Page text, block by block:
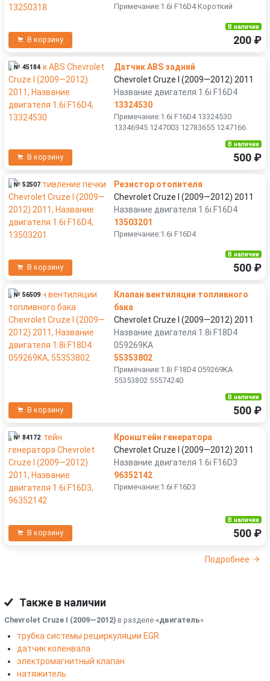
Примечание:1.6i F16D4 Короткий
В корзину
В наличии
200 ₽
№ 45184
Датчик ABS задний
Chevrolet Cruze I (2009—2012) 2011
Название двигателя 1.6i F16D4
13324530
Примечание:1.6i F16D4 13324530
13346945 1247003 12783655 1247166
В корзину
В наличии
500 ₽
№ 52507
Резистор отопителя
Chevrolet Cruze I (2009—2012) 2011
Название двигателя 1.6i F16D4
13503201
Примечание:1.6i F16D4
В корзину
В наличии
500 ₽
№ 56509
Клапан вентиляции топливного
бака
Chevrolet Cruze I (2009—2012) 2011
Название двигателя 1.8i F18D4
059269KA
55353802
Примечание:1.8i F18D4 059269KA
55353802 55574240
В корзину
В наличии
500 ₽
№ 84172
Кронштейн генератора
Chevrolet Cruze I (2009—2012) 2011
Название двигателя 1.6i F16D3
96352142
Примечание:1.6i F16D3
В корзину
В наличии
500 ₽
Подробнее
Также в наличии
Chevrolet Cruze I (2009—2012) в разделе «двигатель»
трубка системы рециркуляции EGR
датчик коленвала
электромагнитный клапан
натяжитель